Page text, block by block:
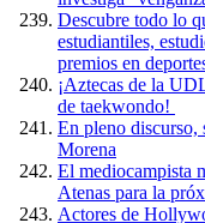
Descubre todo lo
estudiantiles,
premios en
¡Aztecas de la
de taekwondo!
En pleno discurso,
Morena
El mediocampista
Atenas para la
Actores de